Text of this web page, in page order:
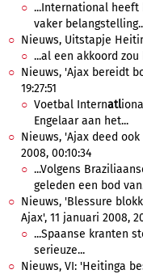
...International heeft
vaker
Nieuws, Uitstapje
...al een akkoord
Nieuws, 'Ajax bereidt
19:27:51
Voetbal Internatl
Engelaar aan het...
Nieuws, 'Ajax deed
2008, 00:10:34
...Volgens
geleden een bod
Nieuws, 'Blessure
Ajax', 11 januari 2008,
...Spaanse kranten
serieuze...
Nieuws, VI: 'Heitinga